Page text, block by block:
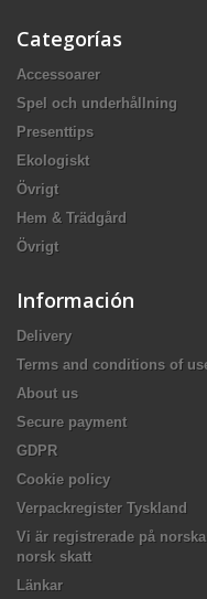
Categorías
Accessoarer
Spel och underhållning
Presenttips
Ekologiskt
Övrigt
Hem & Trädgård
Övrigt
Información
Delivery
Terms and conditions of
About us
Secure payment
GDPR
Cookie policy
Verpackregister Tyskland
Vi är registrerade på
norsk skatt
Länkar